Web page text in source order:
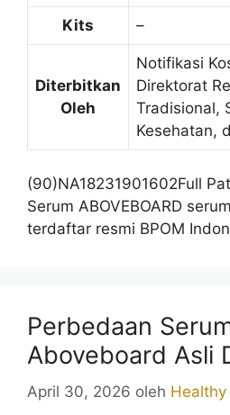
Kits –
Diterbitkan
Oleh
Notifikasi
Direktorat
Tradisional,
Kesehatan,
(90)NA18231901602Full
Serum ABOVEBOARD
terdaftar resmi BPOM
Perbedaan
Aboveboard Asli
April 30, 2026 oleh Healthy